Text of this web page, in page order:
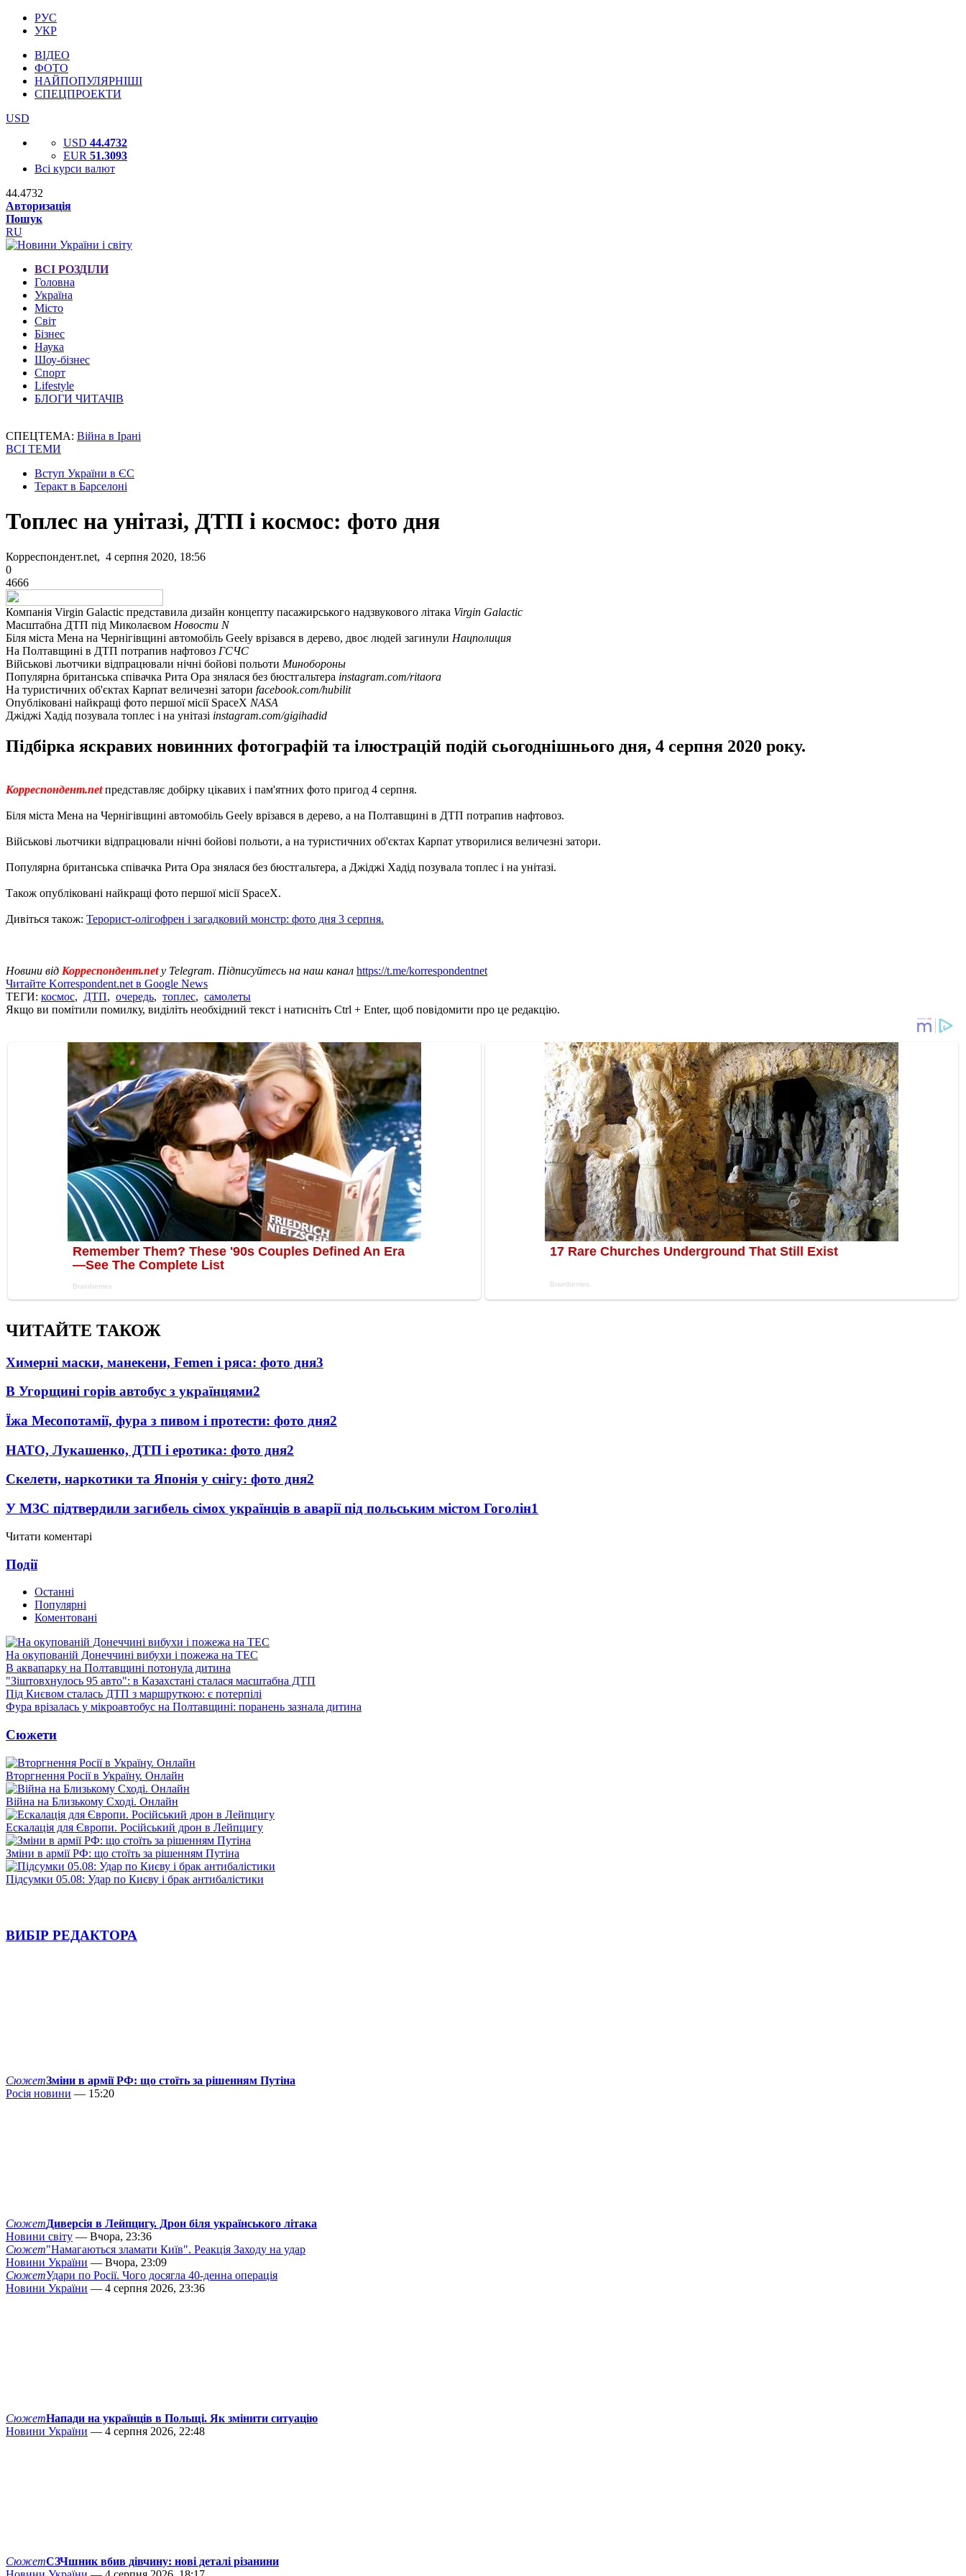
РУС
УКР
ВІДЕО
ФОТО
НАЙПОПУЛЯРНІШІ
СПЕЦПРОЕКТИ
USD
USD 44.4732
EUR 51.3093
Всі курси валют
44.4732
Авторизація
Пошук
RU
ВСІ РОЗДІЛИ
Головна
Україна
Місто
Світ
Бізнес
Наука
Шоу-бізнес
Спорт
Lifestyle
БЛОГИ ЧИТАЧІВ
СПЕЦТЕМА: Війна в Ірані
ВСІ ТЕМИ
Вступ України в ЄС
Теракт в Барселоні
Топлес на унітазі, ДТП і космос: фото дня
Корреспондент.net, 4 серпня 2020, 18:56
0
4666
Компанія Virgin Galactic представила дизайн концепту пасажирського надзвукового літака Virgin Galactic
Масштабна ДТП під Миколаєвом Новости N
Біля міста Мена на Чернігівщині автомобіль Geely врізався в дерево, двоє людей загинули Нацполиция
На Полтавщині в ДТП потрапив нафтовоз ГСЧС
Військові льотчики відпрацювали нічні бойові польоти Минобороны
Популярна британська співачка Рита Ора знялася без бюстгальтера instagram.com/ritaora
На туристичних об'єктах Карпат величезні затори facebook.com/hubilit
Опубліковані найкращі фото першої місії SpaceX NASA
Джіджі Хадід позувала топлес і на унітазі instagram.com/gigihadid
Підбірка яскравих новинних фотографій та ілюстрацій подій сьогоднішнього дня, 4 серпня 2020 року.
Корреспондент.netпредставляє добірку цікавих і пам'ятних фото пригод 4 серпня.
Біля міста Мена на Чернігівщині автомобіль Geely врізався в дерево, а на Полтавщині в ДТП потрапив нафтовоз.
Військові льотчики відпрацювали нічні бойові польоти, а на туристичних об'єктах Карпат утворилися величезні затори.
Популярна британська співачка Рита Ора знялася без бюстгальтера, а Джіджі Хадід позувала топлес і на унітазі.
Також опубліковані найкращі фото першої місії SpaceX.
Дивіться також: Терорист-олігофрен і загадковий монстр: фото дня 3 серпня.
Новини від Корреспондент.net у Telegram. Підписуйтесь на наш канал https://t.me/korrespondentnet
Читайте Korrespondent.net в Google News
ТЕГИ: космос, ДТП, очередь, топлес, самолеты
Якщо ви помітили помилку, виділіть необхідний текст і натисніть Ctrl + Enter, щоб повідомити про це редакцію.
ЧИТАЙТЕ ТАКОЖ
Химерні маски, манекени, Femen і ряса: фото дня3
В Угорщині горів автобус з українцями2
Їжа Месопотамії, фура з пивом і протести: фото дня2
НАТО, Лукашенко, ДТП і еротика: фото дня2
Скелети, наркотики та Японія у снігу: фото дня2
У МЗС підтвердили загибель сімох українців в аварії під польським містом Гоголін1
Читати коментарі
Події
Останні
Популярні
Коментовані
На окупованій Донеччині вибухи і пожежа на ТЕС
В аквапарку на Полтавщині потонула дитина
"Зіштовхнулось 95 авто": в Казахстані сталася масштабна ДТП
Під Києвом сталась ДТП з маршруткою: є потерпілі
Фура врізалась у мікроавтобус на Полтавщині: поранень зазнала дитина
Сюжети
Вторгнення Росії в Україну. Онлайн
Війна на Близькому Сході. Онлайн
Ескалація для Європи. Російський дрон в Лейпцигу
Зміни в армії РФ: що стоїть за рішенням Путіна
Підсумки 05.08: Удар по Києву і брак антибалістики
ВИБІР РЕДАКТОРА
СюжетЗміни в армії РФ: що стоїть за рішенням Путіна
Росія новини — 15:20
СюжетДиверсія в Лейпцигу. Дрон біля українського літака
Новини світу — Вчора, 23:36
Сюжет"Намагаються зламати Київ". Реакція Заходу на удар
Новини України — Вчора, 23:09
СюжетУдари по Росії. Чого досягла 40-денна операція
Новини України — 4 серпня 2026, 23:36
СюжетНапади на українців в Польщі. Як змінити ситуацію
Новини України — 4 серпня 2026, 22:48
СюжетСЗЧшник вбив дівчину: нові деталі різанини